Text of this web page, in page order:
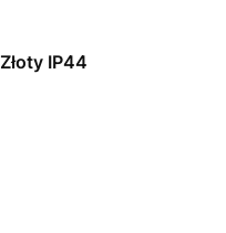
Maxlight Flink W0319 Kinkiet Złoty IP44